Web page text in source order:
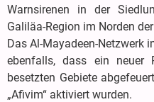
Warnsirenen in der
Galiläa-Region im Norden
Das Al-Mayadeen-Netzwerk
ebenfalls, dass ein neuer
besetzten Gebiete
„Afivim“ aktiviert wurden.